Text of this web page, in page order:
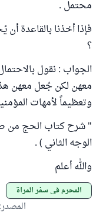
محتمل .
فإذا أخذنا بالقاعدة
؟
الجواب : نقول
معهن لكن جُعل معهن
وتعظيماً لأمهات
الوجه الثاني ) .
والله أعلم
المحرم في سفر المرأة
المصدر: